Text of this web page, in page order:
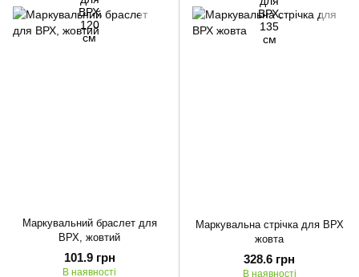
Маркувальний браслет для
ВРХ, жовтий
101.9 грн
В наявності
Маркувальна стрічка для ВРХ
жовта
328.6 грн
В наявності